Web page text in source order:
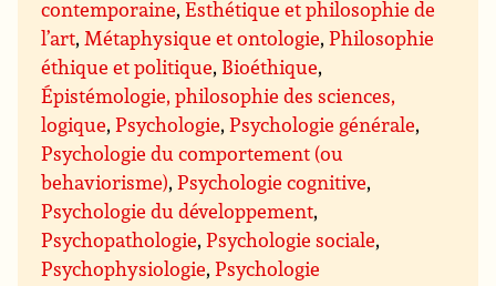
contemporaine,Esthétique et philosophie de
l’art, Métaphysique et ontologie,Philosophie
éthique et politique, Bioéthique,
Épistémologie, philosophie des sciences,
logique,Psychologie,Psychologie générale,
Psychologie du comportement (ou
behaviorisme),Psychologie cognitive,
Psychologie du développement,
Psychopathologie,Psychologie sociale,
Psychophysiologie,Psychologie